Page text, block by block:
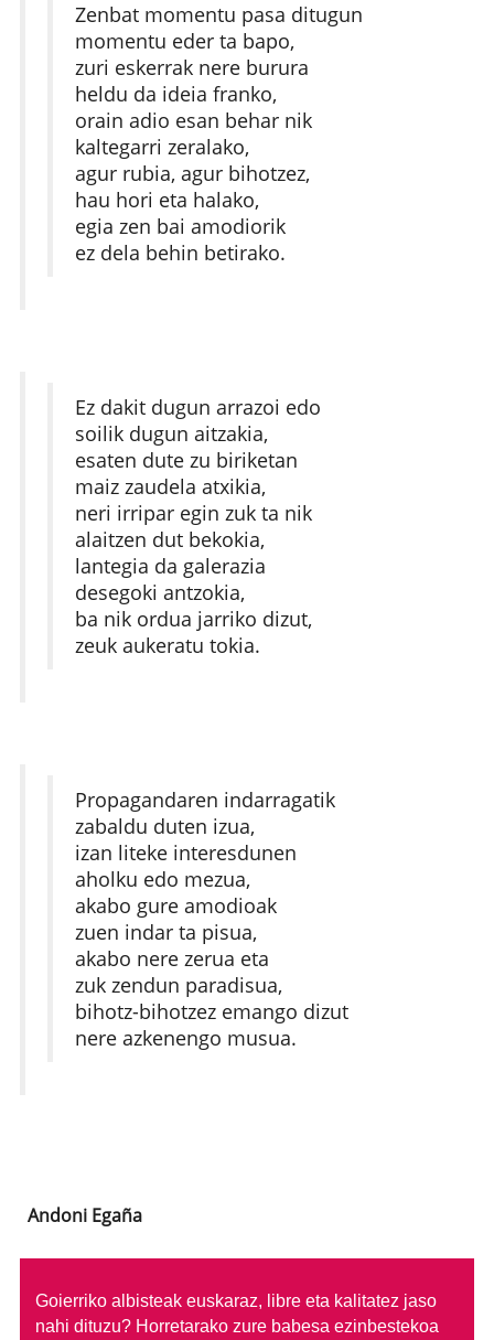
Zenbat momentu pasa ditugun
momentu eder ta bapo,
zuri eskerrak nere burura
heldu da ideia franko,
orain adio esan behar nik
kaltegarri zeralako,
agur rubia, agur bihotzez,
hau hori eta halako,
egia zen bai amodiorik
ez dela behin betirako.
Ez dakit dugun arrazoi edo
soilik dugun aitzakia,
esaten dute zu biriketan
maiz zaudela atxikia,
neri irripar egin zuk ta nik
alaitzen dut bekokia,
lantegia da galerazia
desegoki antzokia,
ba nik ordua jarriko dizut,
zeuk aukeratu tokia.
Propagandaren indarragatik
zabaldu duten izua,
izan liteke interesdunen
aholku edo mezua,
akabo gure amodioak
zuen indar ta pisua,
akabo nere zerua eta
zuk zendun paradisua,
bihotz-bihotzez emango dizut
nere azkenengo musua.
Andoni Egaña
Goierriko albisteak euskaraz, libre eta kalitatez jaso
nahi dituzu? Horretarako zure babesa ezinbestekoa